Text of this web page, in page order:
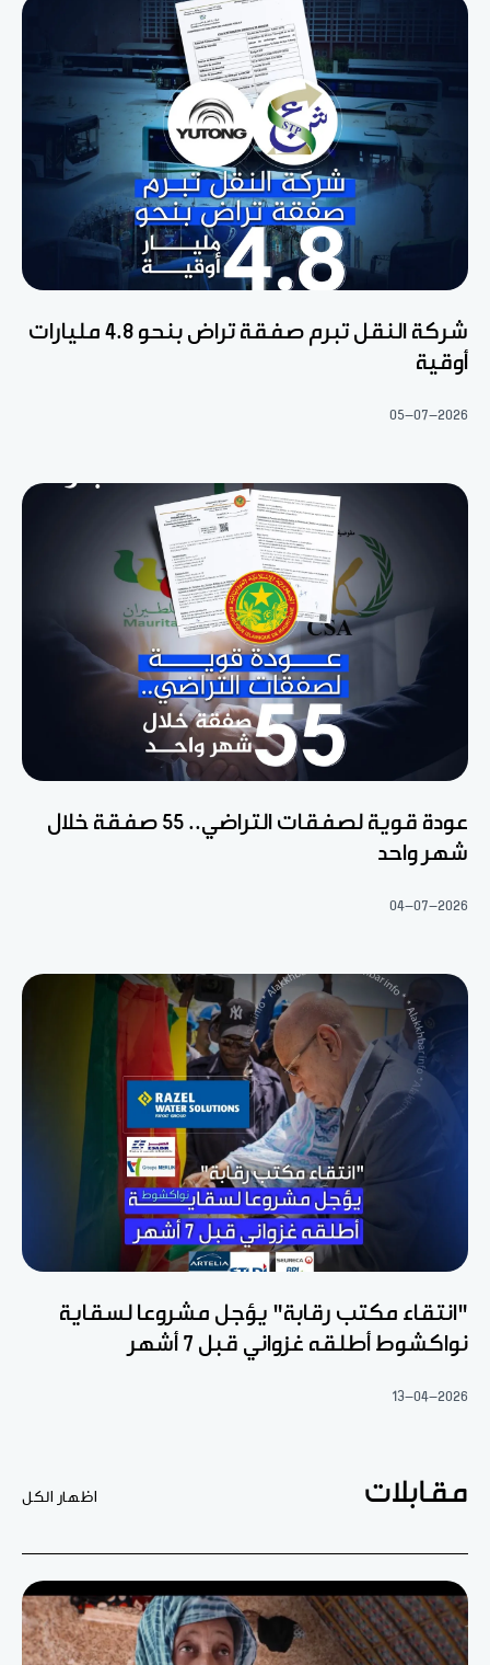
شركة النقل تبرم صفقة تراض بنحو 4.8 مليارات
أوقية
05-07-2026
عودة قوية لصفقات التراضي.. 55 صفقة خلال
شهر واحد
04-07-2026
"انتقاء مكتب رقابة" يؤجل مشروعا لسقاية
نواكشوط أطلقه غزواني قبل 7 أشهر
13-04-2026
مقابلات اظهار الكل